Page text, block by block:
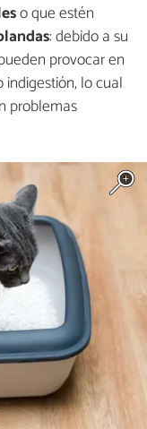
o que estén
: debido a su
provocar en
lo cual
problemas